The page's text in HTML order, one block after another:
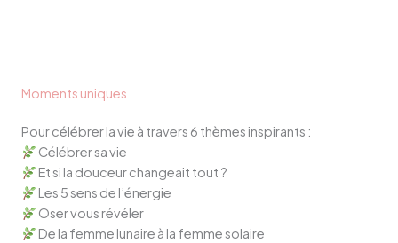
Moments uniques
Pour célébrer la vie à travers 6 thèmes inspirants :
Célébrer sa vie
Et si la douceur changeait tout ?
Les 5 sens de l’énergie
Oser vous révéler
De la femme lunaire à la femme solaire